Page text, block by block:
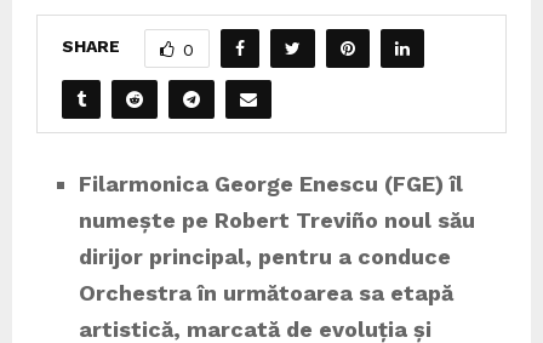
SHARE 0
Filarmonica George Enescu (FGE) îl
numește pe Robert Treviño noul său
dirijor principal, pentru a conduce
Orchestra în următoarea sa etapă
artistică, marcată de evoluția și